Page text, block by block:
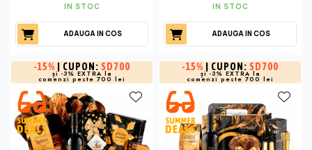
IN STOC
ADAUGA IN COS
IN STOC
ADAUGA IN COS
-15% | CUPON: SD700
și -3% EXTRA la
comenzi peste 700 lei
-15% | CUPON: SD700
și -3% EXTRA la
comenzi peste 700 lei